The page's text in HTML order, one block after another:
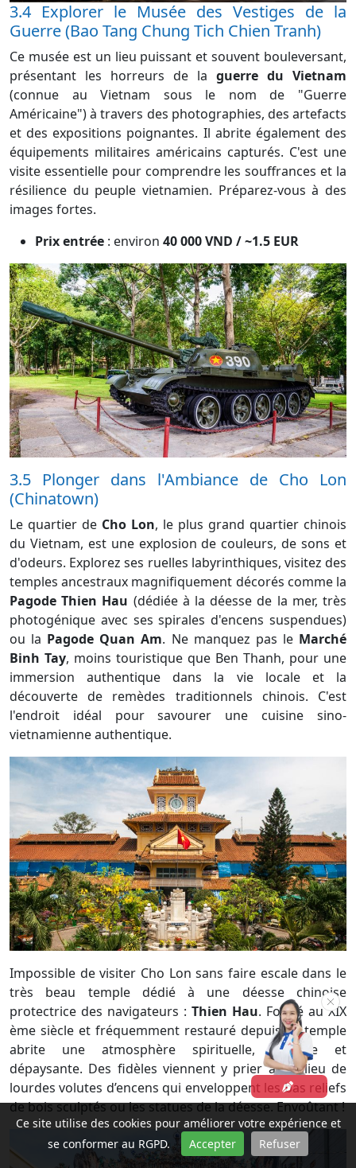
3.4 Explorer le Musée des Vestiges de la
Guerre (Bao Tang Chung Tich Chien Tranh)
Ce musée est un lieu puissant et souvent bouleversant,
présentant les horreurs de la guerre du Vietnam
(connue au Vietnam sous le nom de "Guerre
Américaine") à travers des photographies, des artefacts
et des expositions poignantes. Il abrite également des
équipements militaires américains capturés. C'est une
visite essentielle pour comprendre les souffrances et la
résilience du peuple vietnamien. Préparez-vous à des
images fortes.
Prix entrée : environ 40 000 VND / ~1.5 EUR
3.5 Plonger dans l'Ambiance de Cho Lon
(Chinatown)
Le quartier de Cho Lon, le plus grand quartier chinois
du Vietnam, est une explosion de couleurs, de sons et
d'odeurs. Explorez ses ruelles labyrinthiques, visitez des
temples ancestraux magnifiquement décorés comme la
Pagode Thien Hau (dédiée à la déesse de la mer, très
photogénique avec ses spirales d'encens suspendues)
ou la Pagode Quan Am. Ne manquez pas le Marché
Binh Tay, moins touristique que Ben Thanh, pour une
immersion authentique dans la vie locale et la
découverte de remèdes traditionnels chinois. C'est
l'endroit idéal pour savourer une cuisine sino-
vietnamienne authentique.
Impossible de visiter Cho Lon sans faire escale dans le
très beau temple dédié à une déesse chinoise
protectrice des navigateurs : Thien Hau. Fondé au XIX
ème siècle et fréquemment restauré depuis, le temple
abrite une atmosphère spirituelle, paisible et
dépaysante. Des fidèles viennent y prier au milieu de
lourdes volutes d’encens qui enveloppent les bas reliefs
de bois sculptés ou les statues de la déesse. Envoûtant !
Ce site utilise des cookies pour améliorer votre expérience et
se conformer au RGPD.
Accepter Refuser